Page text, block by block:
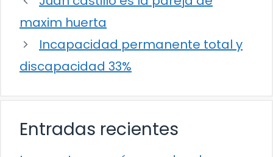
maxim huerta
Incapacidad permanente total y
discapacidad 33%
Entradas recientes